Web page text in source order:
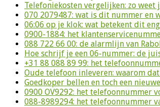
Telefoniekosten vergelijken: zo weet
070 2079487: wat is dit nummer en
06:06 op je klok: wat betekent dit
0900-1884: het
088 722 66 00: de alarmlijn van
Hoe schrijf je een 06-nummer: de
+31 88 088 89 99: het
Oude telefoon inleveren: waarom
Goedkoper bellen en toch een
0900 OV9292: het telefoonnummer
088-8989294: het telefoonnummer